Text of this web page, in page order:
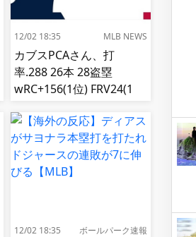
12/02 18:35 MLB NEWS
カブスPCAさん、打
率.288 26本 28盗塁
wRC+156(1位) FRV24(1
12/02 18:35 ボールパーク速報